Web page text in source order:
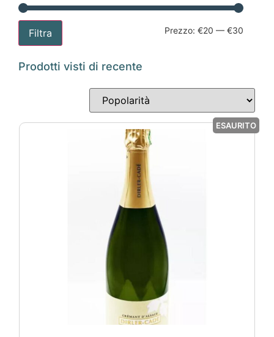
Filtra Prezzo: €20 — €30
Prodotti visti di recente
ESAURITO